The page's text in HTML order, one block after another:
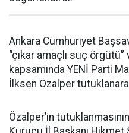
Ankara Cumhuriyet
“çıkar amaçlı suç
kapsamında YENİ Parti
İlksen Özalper
Özalper’in